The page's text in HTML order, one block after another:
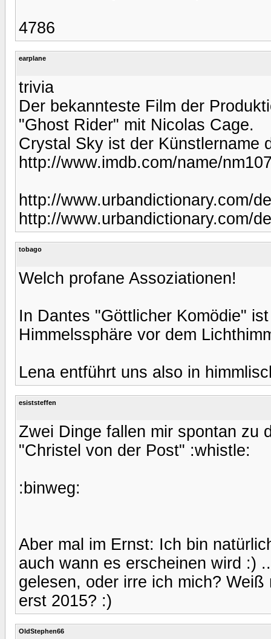
4786
earplane
trivia
Der bekannteste Film der
"Ghost Rider" mit Nicolas Cage.
Crystal Sky ist der Künstlername
http://www.imdb.com/name/
http://www.urbandictionary.com/
http://www.urbandictionary.com/
tobago
Welch profane Assoziationen!
In Dantes "Göttlicher Komödie"
Himmelssphäre vor dem
Lena entführt uns also in
esiststeffen
Zwei Dinge fallen mir spontan zu
"Christel von der Post" :whistle:
:binweg:
Aber mal im Ernst: Ich bin
auch wann es erscheinen wird :)
gelesen, oder irre ich mich?
erst 2015? :)
OldStephen66